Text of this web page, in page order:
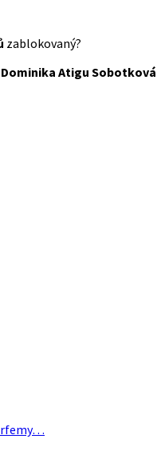
zablokovaný?
Dominika Atigu Sobotková